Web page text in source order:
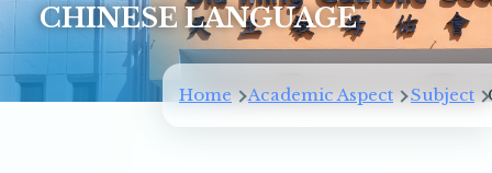
CHINESE LANGUAGE
Home Academic Aspect Subject